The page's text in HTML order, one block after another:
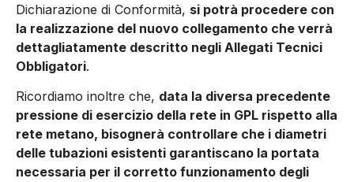
Dichiarazione di Conformità, si potrà procedere con
la realizzazione del nuovo collegamento che verrà
dettagliatamente descritto negli Allegati Tecnici
Obbligatori.
Ricordiamo inoltre che, data la diversa precedente
pressione di esercizio della rete in GPL rispetto alla
rete metano, bisognerà controllare che i diametri
delle tubazioni esistenti garantiscano la portata
necessaria per il corretto funzionamento degli